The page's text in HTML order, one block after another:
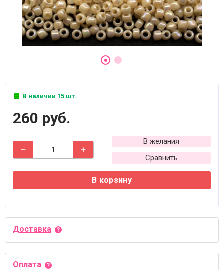
В наличии 15 шт.
260 руб.
В желания
Сравнить
В корзину
Доставка
Оплата